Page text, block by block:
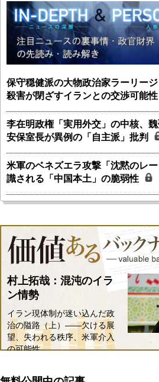
保守穏健派の大物政治家ラーリー
殺害が閉ざすイランとの交渉可能性
李在明政権「実用外交」の中核、
安保室長が異例の「自主派」批判
米軍のベネズエラ攻撃「沈黙のレ
識される「中国本土」の脆弱性
村上拓哉：混沌のイラ
ン情勢
イラン現体制が迷い込んだ政
治の隘路（上）――欠ける展
望、失われる秩序、米軍介入
の可能性